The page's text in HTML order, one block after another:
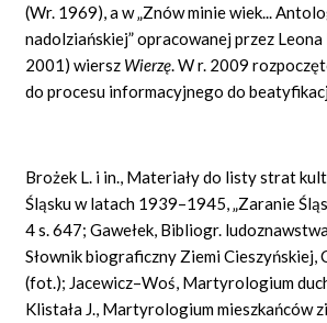
(Wr. 1969), a w „Znów minie wiek...
nadolziańskiej” opracowanej przez
2001) wiersz Wierzę. W r. 2009
do procesu informacyjnego do
Brożek L. i in., Materiały do listy strat
Śląsku w latach 1939–1945, „Zaranie
4 s. 647; Gawełek, Bibliogr.
Słownik biograficzny Ziemi Cieszyńskiej,
(fot.); Jacewicz–Woś, Martyrologium
Klistała J., Martyrologium mieszkańców